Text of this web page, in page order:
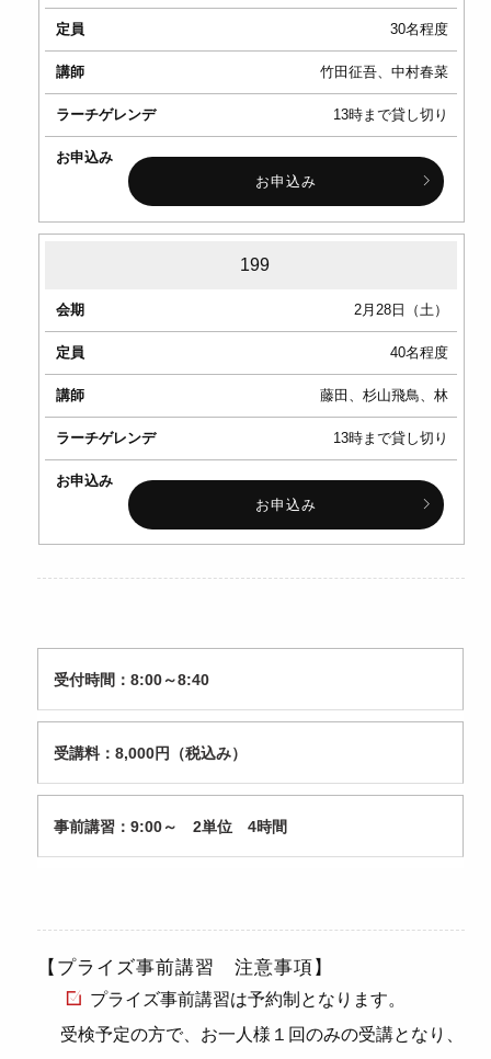
30名程度
竹田征吾、中村春菜
13時まで貸し切り
お申込み
199
2月28日（土）
40名程度
藤田、杉山飛鳥、林
13時まで貸し切り
お申込み
受付時間：8:00～8:40
受講料：8,000円（税込み）
事前講習：9:00～ 2単位 4時間
【プライズ事前講習 注意事項】
プライズ事前講習は予約制となります。
受検予定の方で、お一人様１回のみの受講となり、